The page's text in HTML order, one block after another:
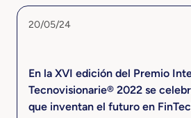
20/05/24
En la XVI edición del Premio
Tecnovisionarie® 2022 se
que inventan el futuro en